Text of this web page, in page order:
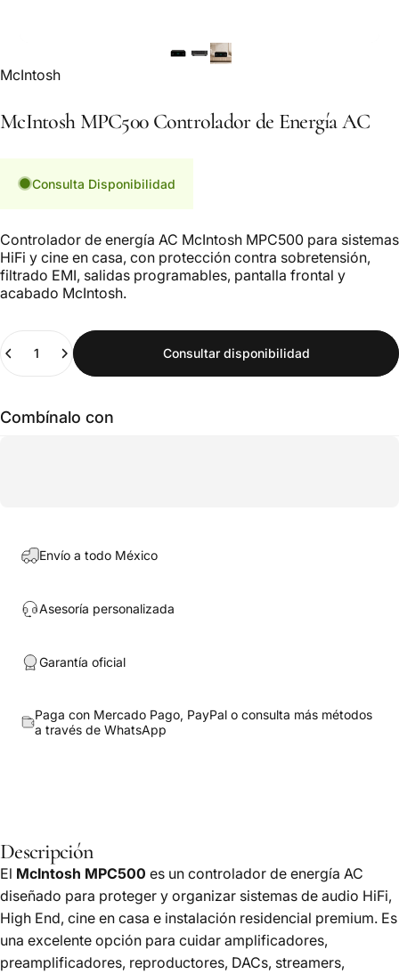
Marca:
McIntosh
McIntosh MPC500 Controladorde EnergíaAC
Consulta Disponibilidad
Controlador de energía AC McIntosh MPC500 para sistemas
HiFi y cine en casa, con protección contra sobretensión,
filtrado EMI, salidas programables, pantalla frontal y
acabado McIntosh.
Cantidad
Consultar disponibilidad
Combínalo con
Envío a todo México
Asesoría personalizada
Garantía oficial
Paga con Mercado Pago, PayPal o consulta más métodos
a través de WhatsApp
Descripción
El McIntosh MPC500 es un controlador de energía AC
diseñado para proteger y organizar sistemas de audio HiFi,
High End, cine en casa e instalación residencial premium. Es
una excelente opción para cuidar amplificadores,
preamplificadores, reproductores, DACs, streamers,